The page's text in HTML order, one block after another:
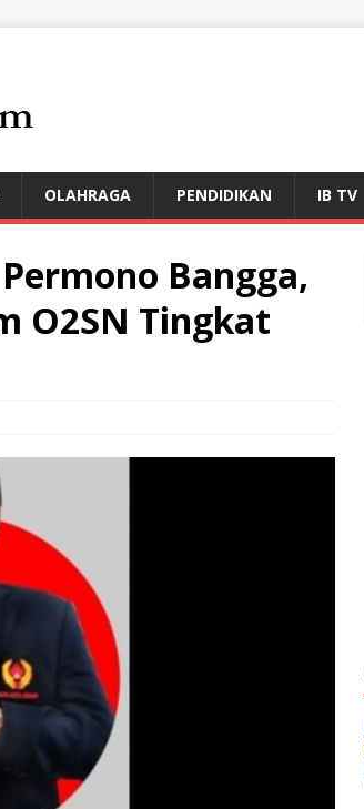
OLAHRAGA PENDIDIKAN IB TV
Bangga,
O2SN Tingkat